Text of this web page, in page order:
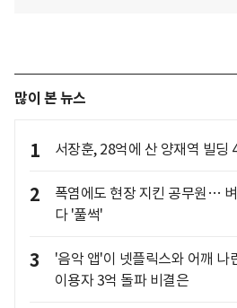
많이 본 뉴스
1 서장훈, 28억에 산 양재역 빌딩
2
폭염에도 현장 지킨 공무원…
다 '풀썩'
3
'음악 앱'이 넷플릭스와 어깨
이용자 3억 돌파 비결은